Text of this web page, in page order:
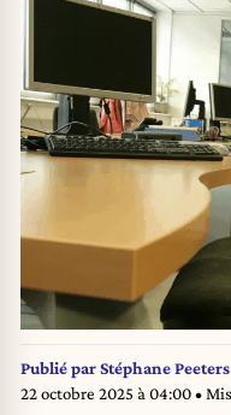
Publié parStéphane Peeters
22 octobre 2025 à 04:00•